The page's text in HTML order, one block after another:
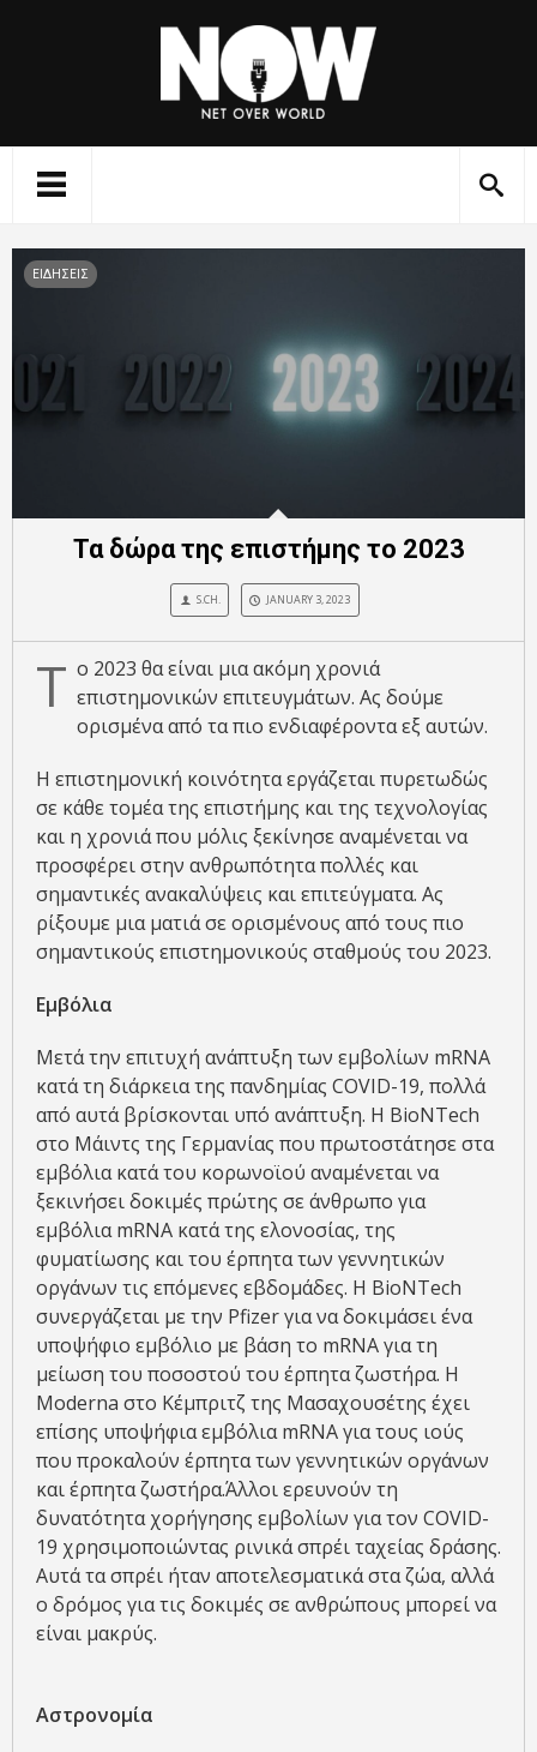
ΕΙΔΗΣΕΙΣ
Τα δώρα της επιστήμης το 2023
S.CH. JANUARY 3, 2023
Τ ο 2023 θα είναι μια ακόμη χρονιά
επιστημονικών επιτευγμάτων. Ας δούμε
ορισμένα από τα πιο ενδιαφέροντα εξ αυτών.
Η επιστημονική κοινότητα εργάζεται πυρετωδώς
σε κάθε τομέα της επιστήμης και της τεχνολογίας
και η χρονιά που μόλις ξεκίνησε αναμένεται να
προσφέρει στην ανθρωπότητα πολλές και
σημαντικές ανακαλύψεις και επιτεύγματα. Ας
ρίξουμε μια ματιά σε ορισμένους από τους πιο
σημαντικούς επιστημονικούς σταθμούς του 2023.
Εμβόλια
Μετά την επιτυχή ανάπτυξη των εμβολίων mRNA
κατά τη διάρκεια της πανδημίας COVID-19, πολλά
από αυτά βρίσκονται υπό ανάπτυξη. Η BioNTech
στο Μάιντς της Γερμανίας που πρωτοστάτησε στα
εμβόλια κατά του κορωνοϊού αναμένεται να
ξεκινήσει δοκιμές πρώτης σε άνθρωπο για
εμβόλια mRNA κατά της ελονοσίας, της
φυματίωσης και του έρπητα των γεννητικών
οργάνων τις επόμενες εβδομάδες. Η BioNTech
συνεργάζεται με την Pfizer για να δοκιμάσει ένα
υποψήφιο εμβόλιο με βάση το mRNA για τη
μείωση του ποσοστού του έρπητα ζωστήρα. Η
Moderna στο Κέμπριτζ της Μασαχουσέτης έχει
επίσης υποψήφια εμβόλια mRNA για τους ιούς
που προκαλούν έρπητα των γεννητικών οργάνων
και έρπητα ζωστήρα.Άλλοι ερευνούν τη
δυνατότητα χορήγησης εμβολίων για τον COVID-
19 χρησιμοποιώντας ρινικά σπρέι ταχείας δράσης.
Αυτά τα σπρέι ήταν αποτελεσματικά στα ζώα, αλλά
ο δρόμος για τις δοκιμές σε ανθρώπους μπορεί να
είναι μακρύς.
Αστρονομία